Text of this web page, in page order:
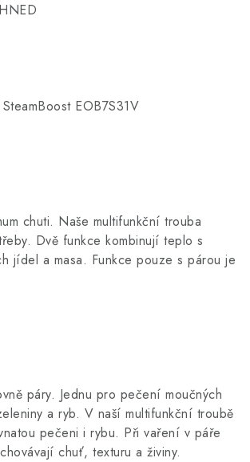
EOB7S31V
chuti. Naše multifunkční trouba
Dvě funkce kombinují teplo s
jídel a masa. Funkce pouze s párou je
páry. Jednu pro pečení moučných
a ryb. V naší multifunkční troubě
pečeni i rybu. Při vaření v páře
chuť, texturu a živiny.